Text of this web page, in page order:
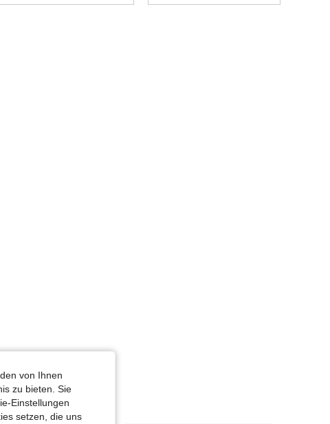
4,73 23 264
von Ihnen
zu bieten. Sie
Einstellungen
setzen, die uns